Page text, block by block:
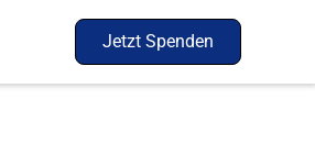
Jetzt Spenden